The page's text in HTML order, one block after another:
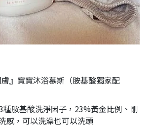
膚』寶寶沐浴慕斯（胺基酸獨家配
胺基酸洗淨因子，23%黃金比例、剛
感，可以洗澡也可以洗頭